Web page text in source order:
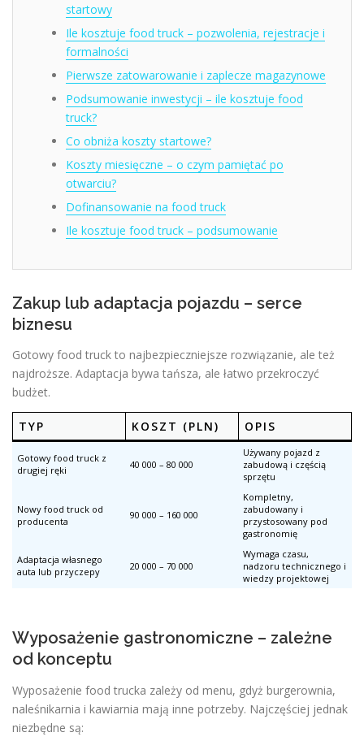
startowy
Ile kosztuje food truck – pozwolenia, rejestracje i
formalności
Pierwsze zatowarowanie i zaplecze magazynowe
Podsumowanie inwestycji – ile kosztuje food
truck?
Co obniża koszty startowe?
Koszty miesięczne – o czym pamiętać po
otwarciu?
Dofinansowanie na food truck
Ile kosztuje food truck – podsumowanie
Zakup lub adaptacja pojazdu – serce
biznesu
Gotowy food truck to najbezpieczniejsze rozwiązanie, ale też
najdroższe. Adaptacja bywa tańsza, ale łatwo przekroczyć
budżet.
TYP KOSZT (PLN) OPIS
Gotowy food truck z
drugiej ręki
40 000 – 80 000
Używany pojazd z
zabudową i częścią
sprzętu
Nowy food truck od
producenta
90 000 – 160 000
Kompletny,
zabudowany i
przystosowany pod
gastronomię
Adaptacja własnego
auta lub przyczepy
20 000 – 70 000
Wymaga czasu,
nadzoru technicznego i
wiedzy projektowej
Wyposażenie gastronomiczne – zależne
od konceptu
Wyposażenie food trucka zależy od menu, gdyż burgerownia,
naleśnikarnia i kawiarnia mają inne potrzeby. Najczęściej jednak
niezbędne są: